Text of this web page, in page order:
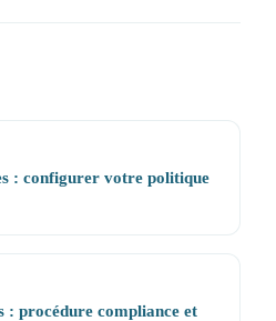
: configurer votre politique
: procédure compliance et